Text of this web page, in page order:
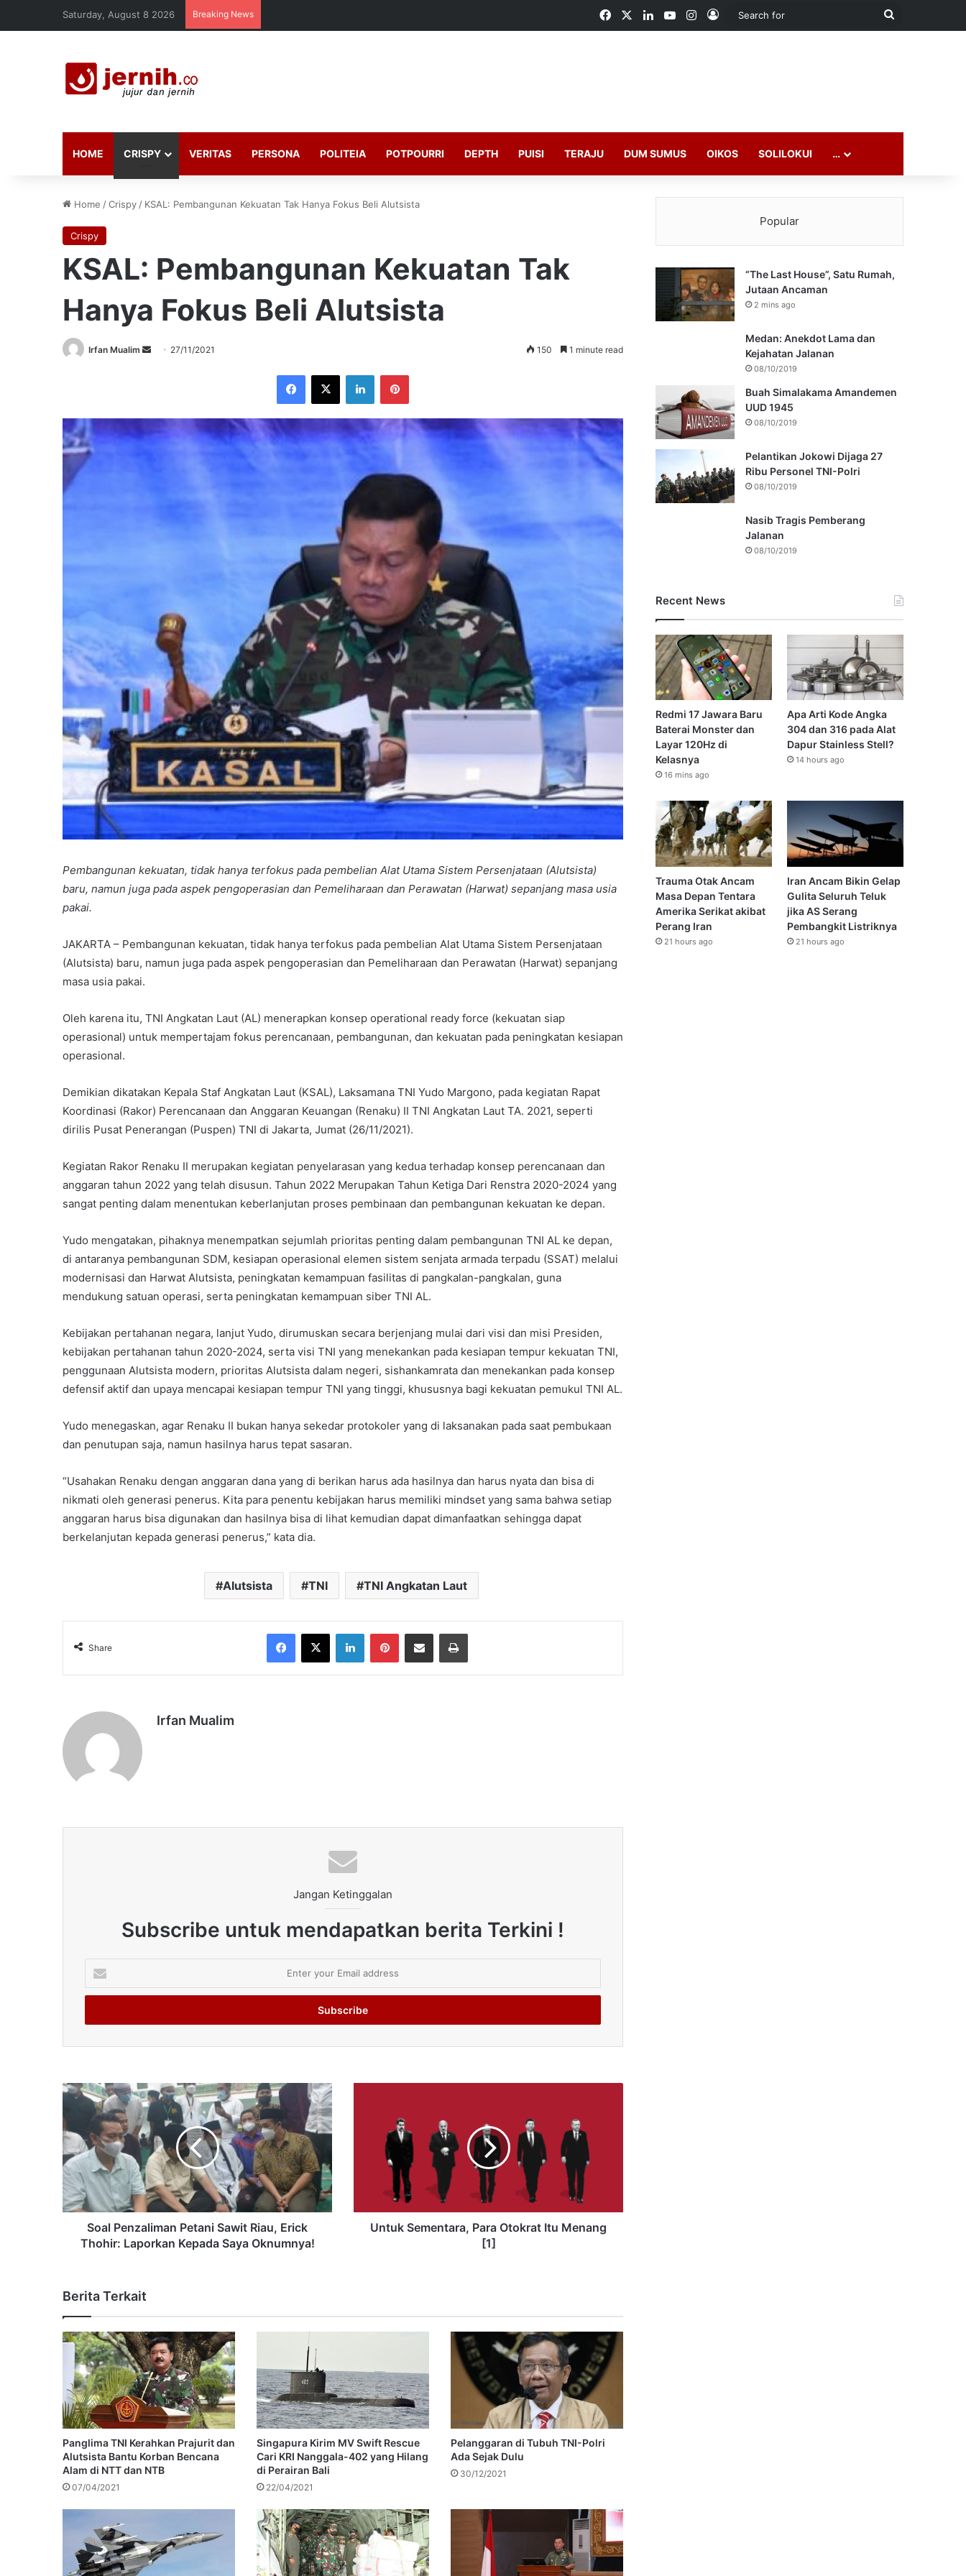
Saturday, August 8 2026 Breaking News FacebookLinkedInYouTubeInstagram
Log In
Search
HOME CRISPY VERITAS PERSONA POLITEIA POTPOURRI DEPTH PUISI TERAJU DUM SUMUS OIKOS SOLILOKUI …
Home /Crispy / KSAL: Pembangunan Kekuatan Tak Hanya Fokus Beli Alutsista
Crispy
KSAL: Pembangunan Kekuatan Tak
Hanya Fokus Beli Alutsista
Irfan Mualim
Send 27/11/2021 150 1 minute read
Facebook
X LinkedInPinterest
Pembangunan kekuatan, tidak hanya terfokus pada pembelian Alat Utama Sistem Persenjataan (Alutsista)
baru, namun juga pada aspek pengoperasian dan Pemeliharaan dan Perawatan (Harwat) sepanjang masa usia
pakai.
JAKARTA – Pembangunan kekuatan, tidak hanya terfokus pada pembelian Alat Utama Sistem Persenjataan
(Alutsista) baru, namun juga pada aspek pengoperasian dan Pemeliharaan dan Perawatan (Harwat) sepanjang
masa usia pakai.
Oleh karena itu, TNI Angkatan Laut (AL) menerapkan konsep operational ready force (kekuatan siap
operasional) untuk mempertajam fokus perencanaan, pembangunan, dan kekuatan pada peningkatan kesiapan
operasional.
Demikian dikatakan Kepala Staf Angkatan Laut (KSAL), Laksamana TNI Yudo Margono, pada kegiatan Rapat
Koordinasi (Rakor) Perencanaan dan Anggaran Keuangan (Renaku) II TNI Angkatan Laut TA. 2021, seperti
dirilis Pusat Penerangan (Puspen) TNI di Jakarta, Jumat (26/11/2021).
Kegiatan Rakor Renaku II merupakan kegiatan penyelarasan yang kedua terhadap konsep perencanaan dan
anggaran tahun 2022 yang telah disusun. Tahun 2022 Merupakan Tahun Ketiga Dari Renstra 2020-2024 yang
sangat penting dalam menentukan keberlanjutan proses pembinaan dan pembangunan kekuatan ke depan.
Yudo mengatakan, pihaknya menempatkan sejumlah prioritas penting dalam pembangunan TNI AL ke depan,
di antaranya pembangunan SDM, kesiapan operasional elemen sistem senjata armada terpadu (SSAT) melalui
modernisasi dan Harwat Alutsista, peningkatan kemampuan fasilitas di pangkalan-pangkalan, guna
mendukung satuan operasi, serta peningkatan kemampuan siber TNI AL.
Kebijakan pertahanan negara, lanjut Yudo, dirumuskan secara berjenjang mulai dari visi dan misi Presiden,
kebijakan pertahanan tahun 2020-2024, serta visi TNI yang menekankan pada kesiapan tempur kekuatan TNI,
penggunaan Alutsista modern, prioritas Alutsista dalam negeri, sishankamrata dan menekankan pada konsep
defensif aktif dan upaya mencapai kesiapan tempur TNI yang tinggi, khususnya bagi kekuatan pemukul TNI AL.
Yudo menegaskan, agar Renaku II bukan hanya sekedar protokoler yang di laksanakan pada saat pembukaan
dan penutupan saja, namun hasilnya harus tepat sasaran.
“Usahakan Renaku dengan anggaran dana yang di berikan harus ada hasilnya dan harus nyata dan bisa di
nikmati oleh generasi penerus. Kita para penentu kebijakan harus memiliki mindset yang sama bahwa setiap
anggaran harus bisa digunakan dan hasilnya bisa di lihat kemudian dapat dimanfaatkan sehingga dapat
berkelanjutan kepada generasi penerus,” kata dia.
Alutsista TNI TNI Angkatan Laut
Share
Facebook
X LinkedInPinterestShare via Email Print
Irfan Mualim
Jangan Ketinggalan
Subscribe untuk mendapatkan berita Terkini !
your
Email
Soal Penzaliman Petani Sawit Riau, Erick
Thohir: Laporkan Kepada Saya Oknumnya!
Untuk Sementara, Para Otokrat Itu Menang
[1]
Berita Terkait
Panglima TNI Kerahkan Prajurit dan
Alutsista Bantu Korban Bencana
Alam di NTT dan NTB
07/04/2021
Singapura Kirim MV Swift Rescue
Cari KRI Nanggala-402 yang Hilang
di Perairan Bali
22/04/2021
Pelanggaran di Tubuh TNI-Polri
Ada Sejak Dulu
30/12/2021
Popular
“The Last House”, Satu Rumah,
Jutaan Ancaman
2 mins ago
Medan: Anekdot Lama dan
Kejahatan Jalanan
08/10/2019
Buah Simalakama Amandemen
UUD 1945
08/10/2019
Pelantikan Jokowi Dijaga 27
Ribu Personel TNI-Polri
08/10/2019
Nasib Tragis Pemberang
Jalanan
08/10/2019
Recent News
Redmi 17 Jawara Baru
Baterai Monster dan
Layar 120Hz di
Kelasnya
16 mins ago
Apa Arti Kode Angka
304 dan 316 pada Alat
Dapur Stainless Stell?
14 hours ago
Trauma Otak Ancam
Masa Depan Tentara
Amerika Serikat akibat
Perang Iran
21 hours ago
Iran Ancam Bikin Gelap
Gulita Seluruh Teluk
jika AS Serang
Pembangkit Listriknya
21 hours ago